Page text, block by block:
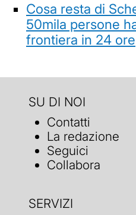
Cosa resta di
50mila persone
frontiera in 24 ore
SU DI NOI
Contatti
La redazione
Seguici
Collabora
SERVIZI